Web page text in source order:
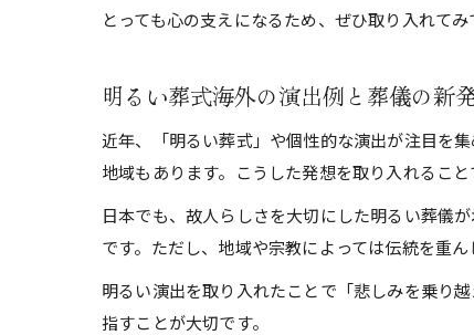
とっても心の支えになるため、ぜひ取り入れてみ
明るい葬式海外の演出例と葬儀の新
近年、「明るい葬式」や個性的な演出が注目を
地域もあります。こうした発想を取り入れるこ
日本でも、故人らしさを大切にした明るい葬儀
です。ただし、地域や宗教によっては伝統を重
明るい演出を取り入れたことで「悲しみを乗り
指すことが大切です。